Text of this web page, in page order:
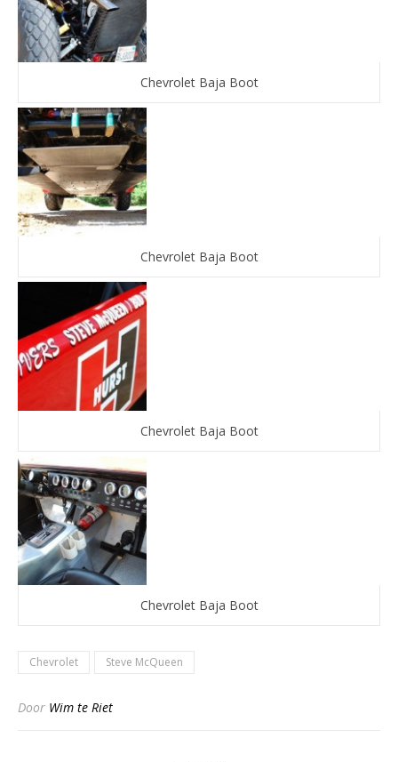
Chevrolet Baja Boot
Chevrolet Baja Boot
Chevrolet Baja Boot
Chevrolet Baja Boot
Chevrolet Steve McQueen
Door Wim te Riet